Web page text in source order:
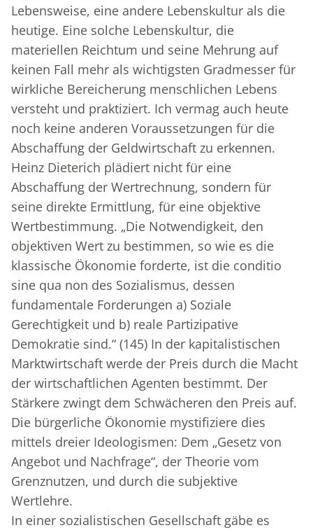
Lebensweise, eine andere Lebenskultur als die
heutige. Eine solche Lebenskultur, die
materiellen Reichtum und seine Mehrung auf
keinen Fall mehr als wichtigsten Gradmesser für
wirkliche Bereicherung menschlichen Lebens
versteht und praktiziert. Ich vermag auch heute
noch keine anderen Voraussetzungen für die
Abschaffung der Geldwirtschaft zu erkennen.
Heinz Dieterich plädiert nicht für eine
Abschaffung der Wertrechnung, sondern für
seine direkte Ermittlung, für eine objektive
Wertbestimmung. „Die Notwendigkeit, den
objektiven Wert zu bestimmen, so wie es die
klassische Ökonomie forderte, ist die conditio
sine qua non des Sozialismus, dessen
fundamentale Forderungen a) Soziale
Gerechtigkeit und b) reale Partizipative
Demokratie sind.“ (145) In der kapitalistischen
Marktwirtschaft werde der Preis durch die Macht
der wirtschaftlichen Agenten bestimmt. Der
Stärkere zwingt dem Schwächeren den Preis auf.
Die bürgerliche Ökonomie mystifiziere dies
mittels dreier Ideologismen: Dem „Gesetz von
Angebot und Nachfrage“, der Theorie vom
Grenznutzen, und durch die subjektive
Wertlehre.
In einer sozialistischen Gesellschaft gäbe es